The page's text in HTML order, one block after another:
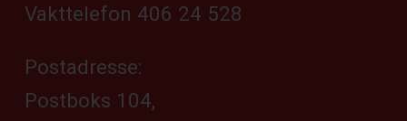
Vakttelefon 406 24 528
Postadresse:
Postboks 104,